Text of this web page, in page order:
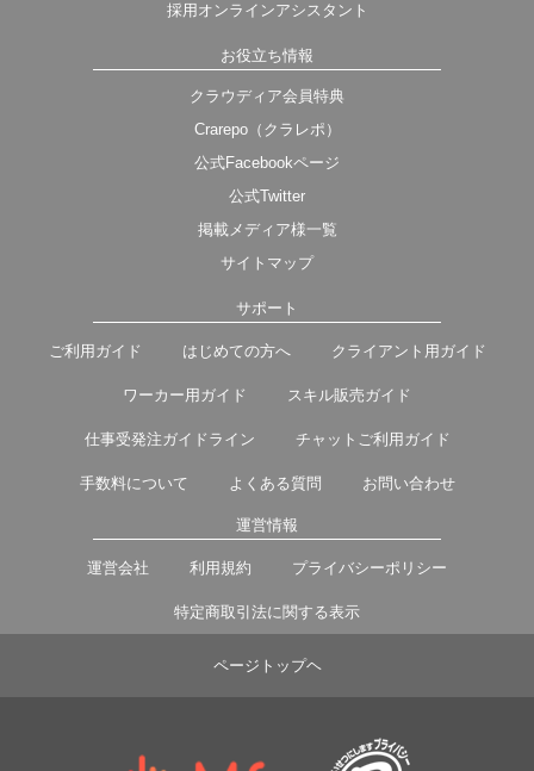
採用オンラインアシスタント
お役立ち情報
クラウディア会員特典
Crarepo（クラレポ）
公式Facebookページ
公式Twitter
掲載メディア様一覧
サイトマップ
サポート
ご利用ガイド はじめての方へ クライアント用ガイド
ワーカー用ガイド スキル販売ガイド
仕事受発注ガイドライン チャットご利用ガイド
手数料について よくある質問 お問い合わせ
運営情報
運営会社 利用規約 プライバシーポリシー
特定商取引法に関する表示
ページトップヘ